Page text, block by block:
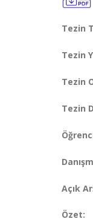
Tezin
Tezin
Tezin
Tezin
Açık
Özet: